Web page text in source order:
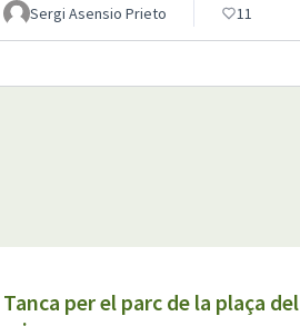
Sergi Asensio Prieto
11
Tanca per el parc de la plaça del